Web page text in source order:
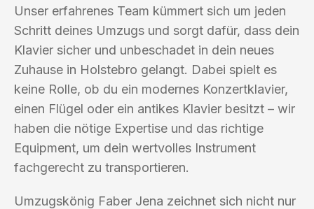
Unser erfahrenes Team kümmert sich um jeden
Schritt deines Umzugs und sorgt dafür, dass dein
Klavier sicher und unbeschadet in dein neues
Zuhause in Holstebro gelangt. Dabei spielt es
keine Rolle, ob du ein modernes Konzertklavier,
einen Flügel oder ein antikes Klavier besitzt – wir
haben die nötige Expertise und das richtige
Equipment, um dein wertvolles Instrument
fachgerecht zu transportieren.
Umzugskönig Faber Jena zeichnet sich nicht nur